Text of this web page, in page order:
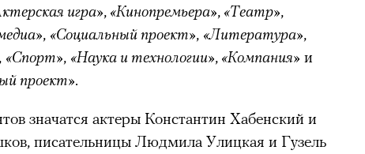
игра», «Кинопремьера», «Театр»,
, «Социальный проект», «Литература»,
, «Спорт», «Наука и технологии», «Компания» и
проект».
значатся актеры Константин Хабенский и
писательницы Людмила Улицкая и Гузель